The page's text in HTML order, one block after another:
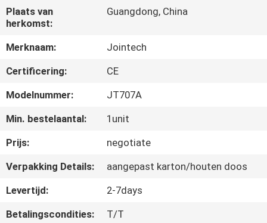
SHOW
ONGEVEER
ONS
KWALITEITSCONTROLE
CONTACTEER
Plaats van
herkomst:
Guangdong, China
Merknaam:
Jointech
Certificering:
CE
Modelnummer:
JT707A
Min. bestelaantal:
1unit
Prijs:
negotiate
Verpakking Details:
aangepast karton/houten doos
Levertijd:
2-7days
Betalingscondities:
T/T